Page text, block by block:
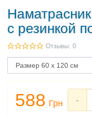
с резинкой
Отзывы: 0
588 Грн -